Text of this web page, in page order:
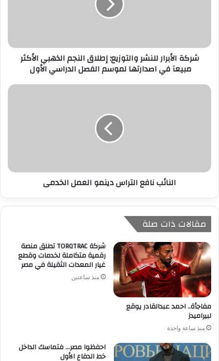
ر
شركة الأبرار للنشر والتوزيع: إطلاق النجم الذهبي الأكثر
مبيعآ في اصدارتها لموسم الفصل الدراسي الأول
النائب نافع التراس دينمو العمل الخدمى
مقالات ذات صلة
مفاجأة.. احمد عبدالقادر يوقع
لبيراميدز
منذ ساعة واحدة
شركة TORQTRAC تطلق منصة
رقمية متكاملة لخدمات وقطع
غيار المعدات الثقيلة في مصر
منذ ساعتين
احفظوا مصر… فتماسك الداخل
خط الدفاع الأول